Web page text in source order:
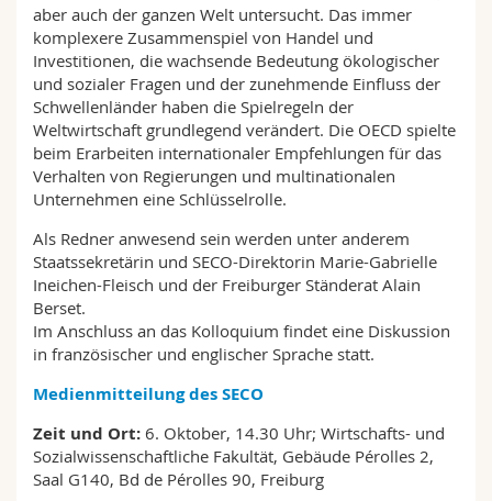
aber auch der ganzen Welt untersucht. Das immer
komplexere Zusammenspiel von Handel und
Investitionen, die wachsende Bedeutung ökologischer
und sozialer Fragen und der zunehmende Einfluss der
Schwellenländer haben die Spielregeln der
Weltwirtschaft grundlegend verändert. Die OECD spielte
beim Erarbeiten internationaler Empfehlungen für das
Verhalten von Regierungen und multinationalen
Unternehmen eine Schlüsselrolle.
Als Redner anwesend sein werden unter anderem
Staatssekretärin und SECO-Direktorin Marie-Gabrielle
Ineichen-Fleisch und der Freiburger Ständerat Alain
Berset.
Im Anschluss an das Kolloquium findet eine Diskussion
in französischer und englischer Sprache statt.
Medienmitteilung des SECO
Zeit und Ort: 6. Oktober, 14.30 Uhr; Wirtschafts- und
Sozialwissenschaftliche Fakultät, Gebäude Pérolles 2,
Saal G140, Bd de Pérolles 90, Freiburg